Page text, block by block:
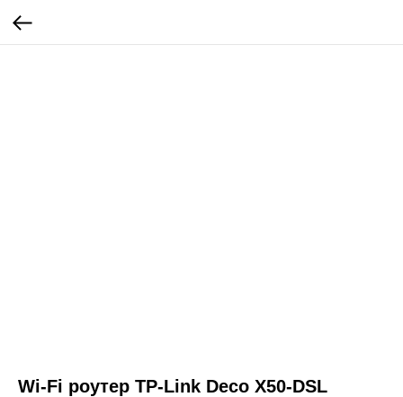
Wi-Fi роутер TP-Link Deco X50-DSL